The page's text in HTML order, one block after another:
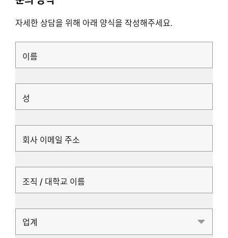
자세한 상담을 위해 아래 양식을 작성해주세요.
이름
성
회사 이메일 주소
조직 / 대학교 이름
업계
업계